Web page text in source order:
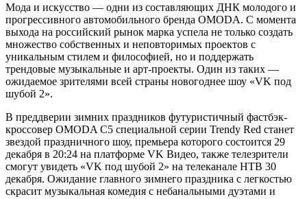
Мода и искусство — одни из составляющих ДНК молодого и
прогрессивного автомобильного бренда OMODA. С момента
выхода на российский рынок марка успела не только создать
множество собственных и неповторимых проектов с
уникальным стилем и философией, но и поддержать
трендовые музыкальные и арт-проекты. Один из таких —
ожидаемое зрителями всей страны новогоднее шоу «VK под
шубой 2».
В преддверии зимних праздников футуристичный фастбэк-
кроссовер OMODA C5 специальной серии Trendy Red станет
звездой праздничного шоу, премьера которого состоится 29
декабря в 20:24 на платформе VK Видео, также телезрители
смогут увидеть «VK под шубой 2» на телеканале НТВ 30
декабря. Ожидание главного зимнего праздника с легкостью
скрасит музыкальная комедия с небанальными дуэтами и